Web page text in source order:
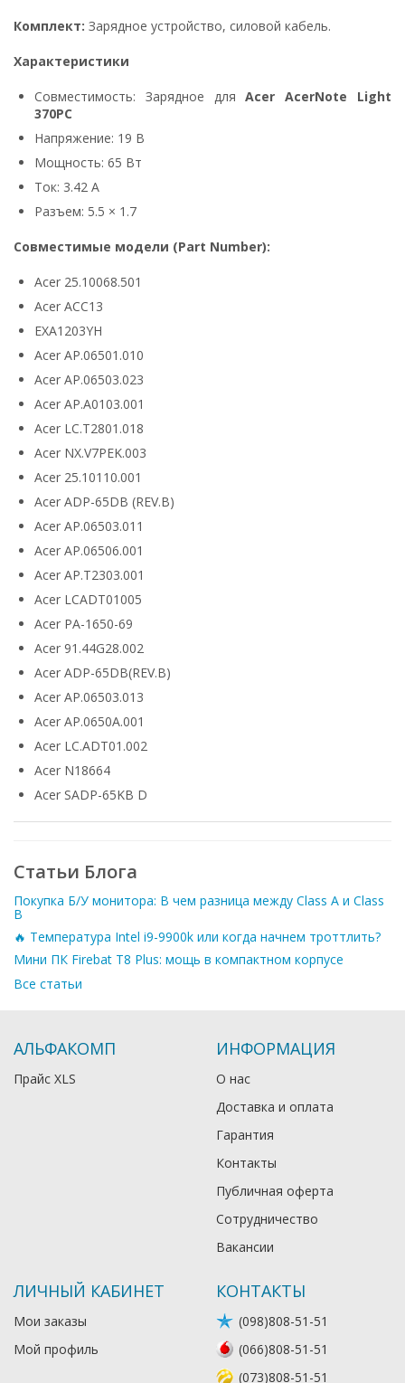
Комплект: Зарядное устройство, силовой кабель.
Характеристики
Совместимость: Зарядное дляAcer AcerNote Light
370PC
Напряжение: 19 В
Мощность: 65 Вт
Ток: 3.42 А
Разъем: 5.5 × 1.7
Совместимые модели (Part Number):
Acer 25.10068.501
Acer ACC13
EXA1203YH
Acer AP.06501.010
Acer AP.06503.023
Acer AP.A0103.001
Acer LC.T2801.018
Acer NX.V7PEK.003
Acer 25.10110.001
Acer ADP-65DB (REV.B)
Acer AP.06503.011
Acer AP.06506.001
Acer AP.T2303.001
Acer LCADT01005
Acer PA-1650-69
Acer 91.44G28.002
Acer ADP-65DB(REV.B)
Acer AP.06503.013
Acer AP.0650A.001
Acer LC.ADT01.002
Acer N18664
Acer SADP-65KB D
Статьи Блога
Покупка Б/У монитора: В чем разница между Class A и Class
B
🔥 Температура Intel i9-9900k или когда начнем троттлить?
Мини ПК Firebat T8 Plus: мощь в компактном корпусе
Все статьи
АЛЬФАКОМП
Прайс XLS
ИНФОРМАЦИЯ
О нас
Доставка и оплата
Гарантия
Контакты
Публичная оферта
Сотрудничество
Вакансии
ЛИЧНЫЙ КАБИНЕТ
Мои заказы
Мой профиль
КОНТАКТЫ
(098)808-51-51
(066)808-51-51
(073)808-51-51